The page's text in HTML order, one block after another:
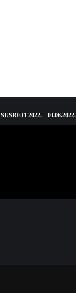
SUSRETI 2022. – 03.06.2022.